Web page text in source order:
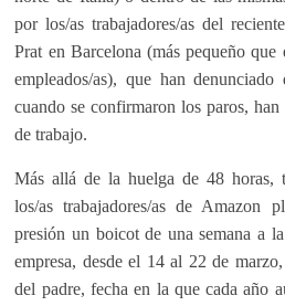
por los/as trabajadores/as del
Prat en Barcelona (más pequeño
empleados/as), que han
cuando se confirmaron los paros,
de trabajo.
Más allá de la huelga de 48 horas,
los/as trabajadores/as de Amazon
presión un boicot de una semana a
empresa, desde el 14 al 22 de
del padre, fecha en la que cada año